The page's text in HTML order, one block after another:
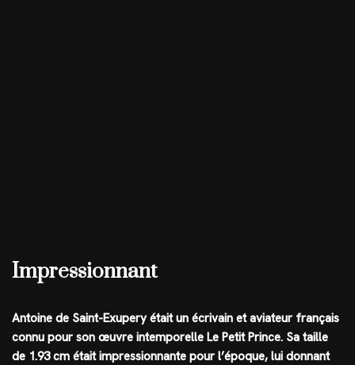
Impressionnant
Antoine de Saint-Exupery était un écrivain et aviateur français
connu pour son œuvre intemporelle Le Petit Prince. Sa taille
de 1.93 cm était impressionnante pour l’époque, lui donnant